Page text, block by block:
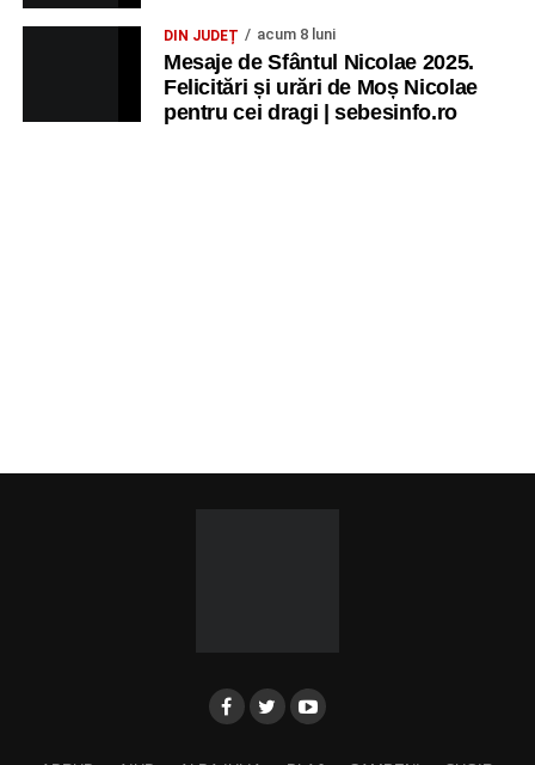
DIN JUDEȚ acum 8 luni
Mesaje de Sfântul Nicolae 2025.
Felicitări și urări de Moș Nicolae
pentru cei dragi | sebesinfo.ro